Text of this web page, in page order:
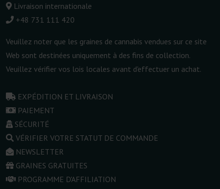
Livraison internationale
+48 731 111 420
Veuillez noter que les graines de cannabis vendues sur ce site
Web sont destinées uniquement à des fins de collection.
Veuillez vérifier vos lois locales avant d'effectuer un achat.
EXPÉDITION ET LIVRAISON
PAIEMENT
SÉCURITÉ
VÉRIFIER VOTRE STATUT DE COMMANDE
NEWSLETTER
GRAINES GRATUITES
PROGRAMME D'AFFILIATION